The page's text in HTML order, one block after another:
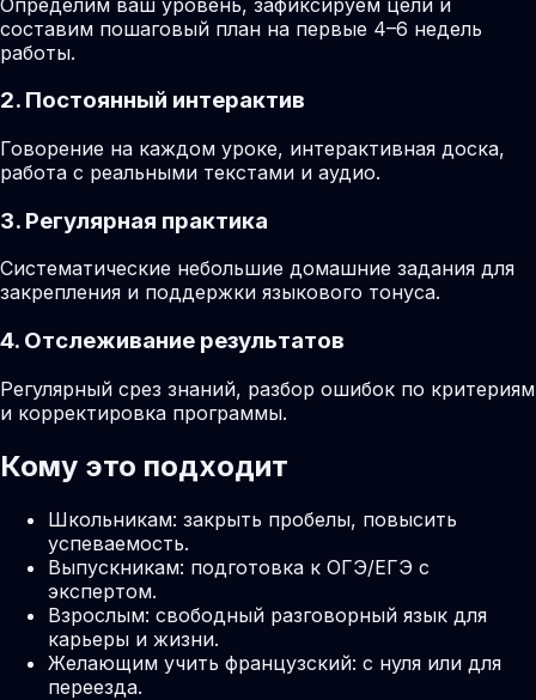
составим пошаговый план на первые 4–6 недель
работы.
2. Постоянный интерактив
Говорение на каждом уроке, интерактивная доска,
работа с реальными текстами и аудио.
3. Регулярная практика
Систематические небольшие домашние задания для
закрепления и поддержки языкового тонуса.
4. Отслеживание результатов
Регулярный срез знаний, разбор ошибок по критериям
и корректировка программы.
Кому это подходит
Школьникам: закрыть пробелы, повысить
успеваемость.
Выпускникам: подготовка к ОГЭ/ЕГЭ с
экспертом.
Взрослым: свободный разговорный язык для
карьеры и жизни.
Желающим учить французский: с нуля или для
переезда.